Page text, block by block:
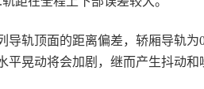
导轨顶面的距离偏差，轿厢导轨为
平晃动将会加剧，继而产生抖动和